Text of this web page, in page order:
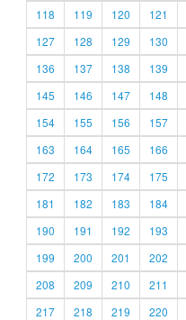
118
119 120 121
127
128 129 130
136
137 138 139
145
146 147 148
154
155 156 157
163
164 165 166
172
173 174 175
181
182 183 184
190
191 192 193
199
200 201 202
208
209 210 211
217
218 219 220